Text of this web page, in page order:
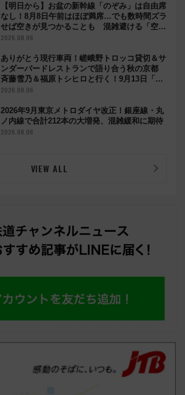
【明日から】お盆の新幹線「のぞみ」は自由席
なし！8月8日午前はほぼ満席…でも数時間ズラ
せば空きが見つかることも 混雑避ける「空
席」探しのコツ
2026.08.06
ありがとう現行車両！嵯峨野トロッコ貸切＆サ
ンダーバードレストランで語り合う秋の京都
斉藤雪乃＆福原トシヒロと行く！9月13日「京
都の鉄道満喫ツアー」開催
2026.08.06
2026年9月東京メトロダイヤ改正！銀座線・丸
ノ内線で合計212本の大増発、混雑緩和に期待
2026.08.06
VIEW ALL